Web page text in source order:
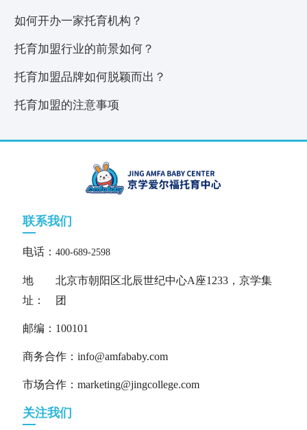
如何开办一家托育机构？
托育加盟行业的前景如何？
托育加盟品牌如何脱颖而出？
托育加盟的注意事项
联系我们
电话： 400-689-2598
地
址：
北京市朝阳区北辰世纪中心A座1233，京学集
团
邮编：100101
商务合作：info@amfababy.com
市场合作：marketing@jingcollege.com
关注我们